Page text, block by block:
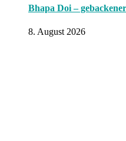
Bhapa Doi –
8. August 2026